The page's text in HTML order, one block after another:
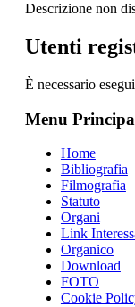
Descrizione non
Utenti
È necessario
Menu
Home
Bibliografia
Filmografia
Statuto
Organi
Link
Organico
Download
FOTO
Cookie